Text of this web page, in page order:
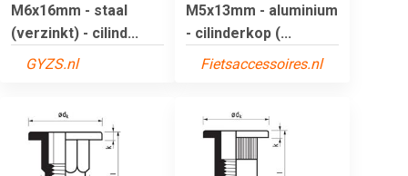
M6x16mm - staal
(verzinkt) - cilind...
GYZS.nl
M5x13mm - aluminium
- cilinderkop (...
Fietsaccessoires.nl